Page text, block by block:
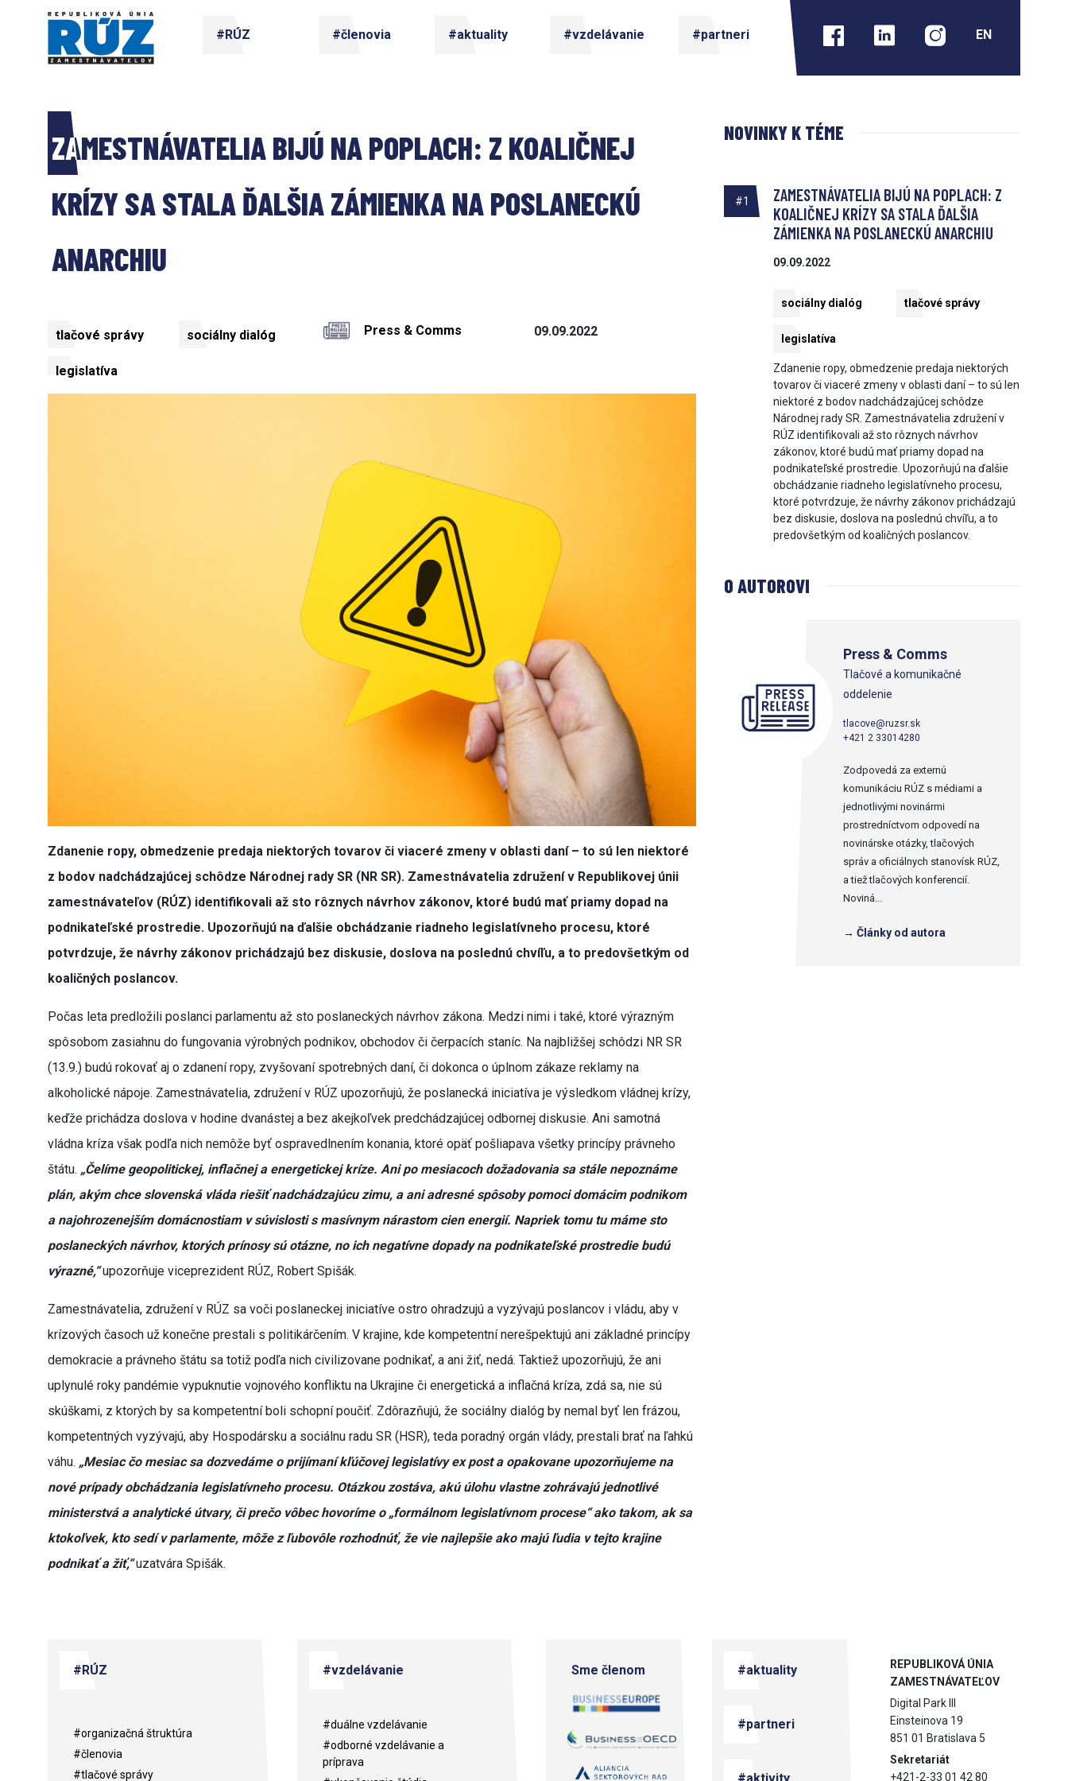
#RÚZ #členovia #aktuality #vzdelávanie #partneri
ZAMESTNÁVATELIA BIJÚ NA POPLACH: Z KOALIČNEJ
KRÍZY SA STALA ĎALŠIA ZÁMIENKA NA POSLANECKÚ
ANARCHIU
tlačové správy sociálny dialóg
legislatíva
Press & Comms 09.09.2022
Zdanenie ropy, obmedzenie predaja niektorých tovarov či viaceré zmeny v oblasti daní – to sú len niektoré
z bodov nadchádzajúcej schôdze Národnej rady SR (NR SR). Zamestnávatelia združení v Republikovej únii
zamestnávateľov (RÚZ) identifikovali až sto rôznych návrhov zákonov, ktoré budú mať priamy dopad na
podnikateľské prostredie. Upozorňujú na ďalšie obchádzanie riadneho legislatívneho procesu, ktoré
potvrdzuje, že návrhy zákonov prichádzajú bez diskusie, doslova na poslednú chvíľu, a to predovšetkým od
koaličných poslancov.
Počas leta predložili poslanci parlamentu až sto poslaneckých návrhov zákona. Medzi nimi i také, ktoré výrazným
spôsobom zasiahnu do fungovania výrobných podnikov, obchodov či čerpacích staníc. Na najbližšej schôdzi NR SR
(13.9.) budú rokovať aj o zdanení ropy, zvyšovaní spotrebných daní, či dokonca o úplnom zákaze reklamy na
alkoholické nápoje. Zamestnávatelia, združení v RÚZ upozorňujú, že poslanecká iniciatíva je výsledkom vládnej krízy,
keďže prichádza doslova v hodine dvanástej a bez akejkoľvek predchádzajúcej odbornej diskusie. Ani samotná
vládna kríza však podľa nich nemôže byť ospravedlnením konania, ktoré opäť pošliapava všetky princípy právneho
štátu. „Čelíme geopolitickej, inflačnej a energetickej kríze. Ani po mesiacoch dožadovania sa stále nepoznáme
plán, akým chce slovenská vláda riešiť nadchádzajúcu zimu, a ani adresné spôsoby pomoci domácim podnikom
a najohrozenejším domácnostiam v súvislosti s masívnym nárastom cien energií. Napriek tomu tu máme sto
poslaneckých návrhov, ktorých prínosy sú otázne, no ich negatívne dopady na podnikateľské prostredie budú
výrazné,“upozorňuje viceprezident RÚZ, Robert Spišák.
Zamestnávatelia, združení v RÚZ sa voči poslaneckej iniciatíve ostro ohradzujú a vyzývajú poslancov i vládu, aby v
krízových časoch už konečne prestali s politikárčením. V krajine, kde kompetentní nerešpektujú ani základné princípy
demokracie a právneho štátu sa totiž podľa nich civilizovane podnikať, a ani žiť, nedá. Taktiež upozorňujú, že ani
uplynulé roky pandémie vypuknutie vojnového konfliktu na Ukrajine či energetická a inflačná kríza, zdá sa, nie sú
skúškami, z ktorých by sa kompetentní boli schopní poučiť. Zdôrazňujú, že sociálny dialóg by nemal byť len frázou,
kompetentných vyzývajú, aby Hospodársku a sociálnu radu SR (HSR), teda poradný orgán vlády, prestali brať na ľahkú
váhu. „Mesiac čo mesiac sa dozvedáme o prijímaní kľúčovej legislatívy ex post a opakovane upozorňujeme na
nové prípady obchádzania legislatívneho procesu. Otázkou zostáva, akú úlohu vlastne zohrávajú jednotlivé
ministerstvá a analytické útvary, či prečo vôbec hovoríme o „formálnom legislatívnom procese“ ako takom, ak sa
ktokoľvek, kto sedí v parlamente, môže z ľubovôle rozhodnúť, že vie najlepšie ako majú ľudia v tejto krajine
podnikať a žiť,“uzatvára Spišák.
NOVINKY K TÉME
#1
ZAMESTNÁVATELIA BIJÚ NA POPLACH: Z
KOALIČNEJ KRÍZY SA STALA ĎALŠIA
ZÁMIENKA NA POSLANECKÚ ANARCHIU
09.09.2022
sociálny dialóg tlačové správy
legislatíva
Zdanenie ropy, obmedzenie predaja niektorých
tovarov či viaceré zmeny v oblasti daní – to sú len
niektoré z bodov nadchádzajúcej schôdze
Národnej rady SR. Zamestnávatelia združení v
RÚZ identifikovali až sto rôznych návrhov
zákonov, ktoré budú mať priamy dopad na
podnikateľské prostredie. Upozorňujú na ďalšie
obchádzanie riadneho legislatívneho procesu,
ktoré potvrdzuje, že návrhy zákonov prichádzajú
bez diskusie, doslova na poslednú chvíľu, a to
predovšetkým od koaličných poslancov.
O AUTOROVI
Press & Comms
Tlačové a komunikačné
oddelenie
tlacove@ruzsr.sk
+421 2 33014280
Zodpovedá za externú
komunikáciu RÚZ s médiami a
jednotlivými novinármi
prostredníctvom odpovedí na
novinárske otázky, tlačových
správ a oficiálnych stanovísk RÚZ,
a tiež tlačových konferencií.
Noviná...
→ Články od autora
#RÚZ
#organizačná štruktúra
#členovia
#tlačové správy
#vzdelávanie
#duálne vzdelávanie
#odborné vzdelávanie a
príprava
Sme členom #aktuality
#partneri
REPUBLIKOVÁ ÚNIA
ZAMESTNÁVATEĽOV
Digital Park III
Einsteinova 19
851 01 Bratislava 5
Sekretariát
+421-2-33 01 42 80